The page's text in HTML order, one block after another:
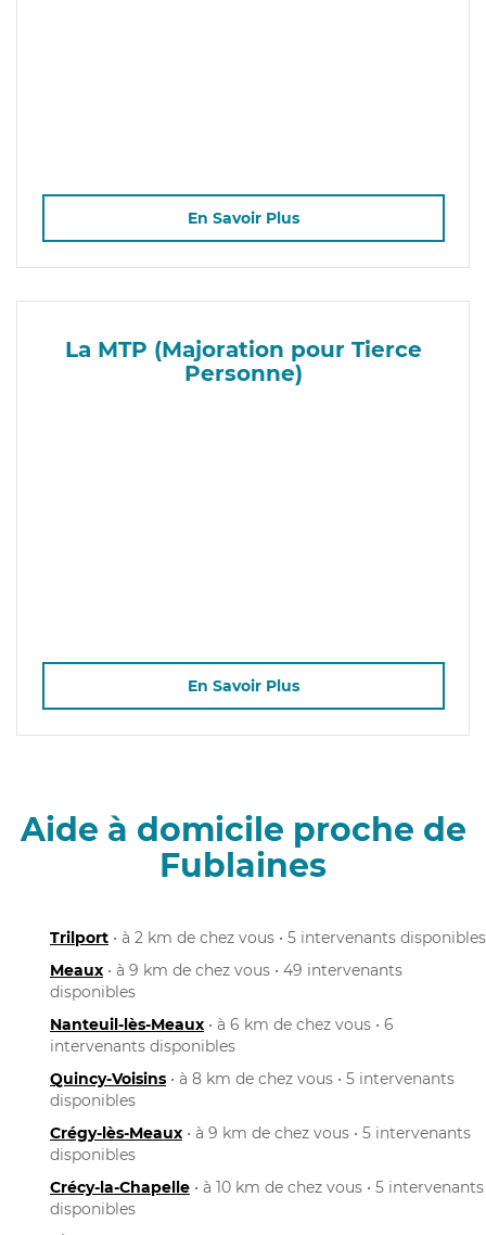
En Savoir Plus
La MTP (Majoration pour Tierce
Personne)
En Savoir Plus
Aide à domicile proche de
Fublaines
Trilport • à 2 km de chez vous • 5 intervenants disponibles
Meaux • à 9 km de chez vous • 49 intervenants
disponibles
Nanteuil-lès-Meaux • à 6 km de chez vous • 6
intervenants disponibles
Quincy-Voisins • à 8 km de chez vous • 5 intervenants
disponibles
Crégy-lès-Meaux • à 9 km de chez vous • 5 intervenants
disponibles
Crécy-la-Chapelle • à 10 km de chez vous • 5 intervenants
disponibles